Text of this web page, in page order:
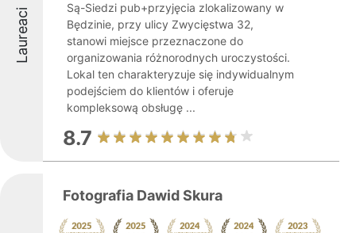
Laureaci
Są-Siedzi pub+przyjęcia zlokalizowany w
Będzinie, przy ulicy Zwycięstwa 32,
stanowi miejsce przeznaczone do
organizowania różnorodnych uroczystości.
Lokal ten charakteryzuje się indywidualnym
podejściem do klientów i oferuje
kompleksową obsługę ...
8.7
Fotografia Dawid Skura